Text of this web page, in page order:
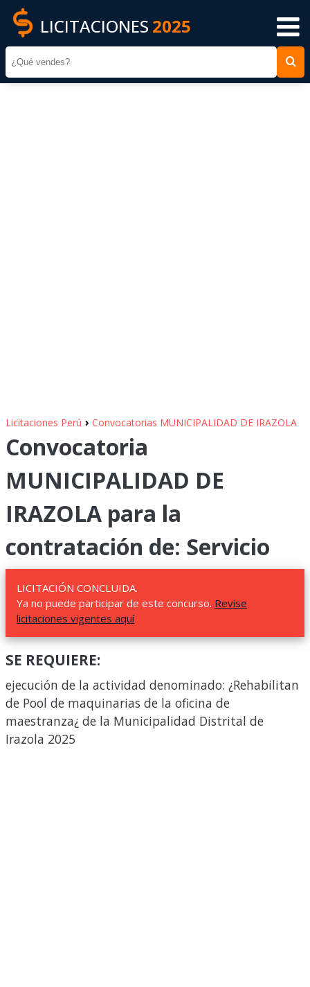
LICITACIONES 2025
Licitaciones Perú › Convocatorias MUNICIPALIDAD DE IRAZOLA
Convocatoria
MUNICIPALIDAD DE
IRAZOLA para la
contratación de: Servicio
LICITACIÓN CONCLUIDA.
Ya no puede participar de este concurso. Revise
licitaciones vigentes aquí
SE REQUIERE:
ejecución de la actividad denominado: ¿Rehabilitan
de Pool de maquinarias de la oficina de
maestranza¿ de la Municipalidad Distrital de
Irazola 2025